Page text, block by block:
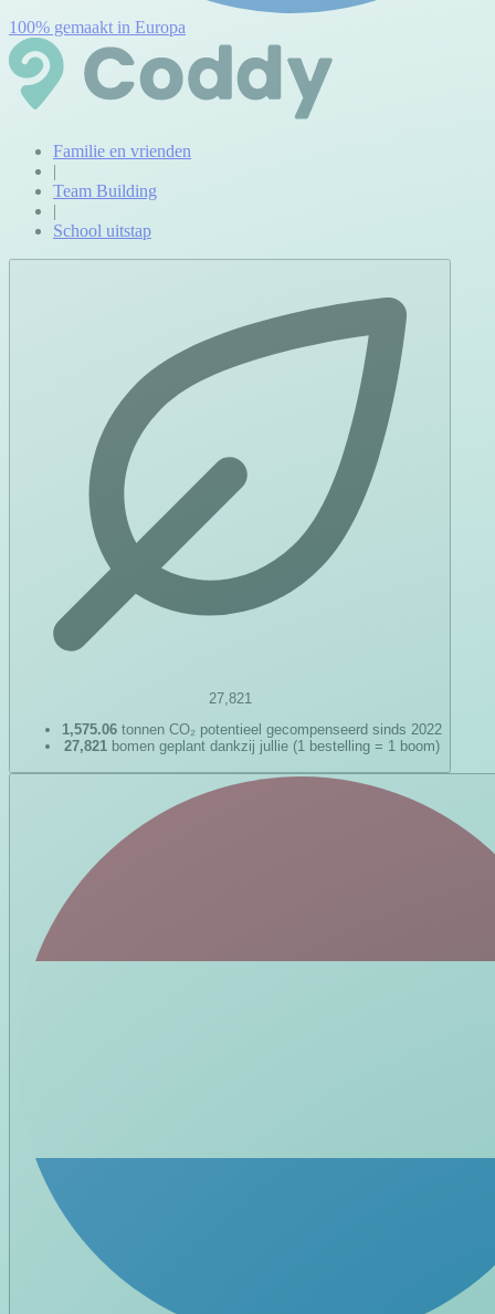
100% gemaakt in Europa
Familie en vrienden
|
Team Building
|
School uitstap
27,821
1,575.06 tonnen CO₂ potentieel gecompenseerd sinds 2022
27,821 bomen geplant dankzij jullie (1 bestelling = 1 boom)